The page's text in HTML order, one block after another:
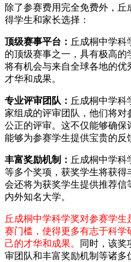
除了参赛费用完全免费外，
得学生和家长选择：
顶级赛事平台： 丘成桐中学科
的顶级赛事之一，具有极高
将有机会与来自全球各地的
才华和成果。
专业评审团队： 丘成桐中学科
家组成的评审团队，他们将对
公正的评审。这不仅能够确
能够为参赛学生提供宝贵的反
丰富奖励机制： 丘成桐中学科
等多个奖项，获奖学生将获
会还将为获奖学生提供推荐信
内外知名大学。
丘成桐中学科学奖对参赛学
赛门槛，使得更多有志于科学
己的才华和成果。
同时，该奖
审团队和丰富奖励机制等诸